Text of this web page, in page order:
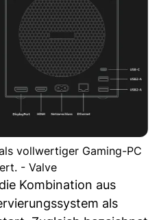
vollwertiger Gaming-PC
- Valve
Kombination aus
als